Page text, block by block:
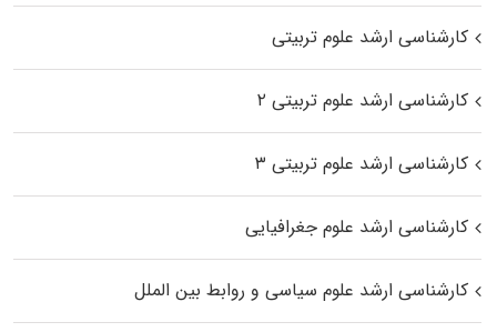
کارشناسی ارشد علوم تربیتی
کارشناسی ارشد علوم تربیتی ۲
کارشناسی ارشد علوم تربیتی ۳
کارشناسی ارشد علوم جغرافیایی
کارشناسی ارشد علوم سیاسی و روابط بین الملل